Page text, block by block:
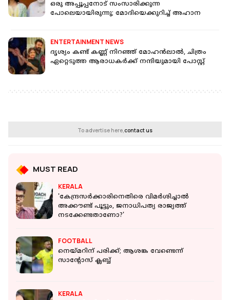
ഒരു അപ്പൂപ്പനോട് സംസാരിക്കുന്ന
പോലെയായിരുന്നു; മോദിയെക്കുറിച്ച് അഹാന
ENTERTAINMENT NEWS
ദൃശ്യം കണ്ട് കണ്ണ് നിറഞ്ഞ് മോഹൻലാൽ, ചിത്രം
ഏറ്റെടുത്ത ആരാധകർക്ക് നന്ദിയുമായി പോസ്റ്റ്
To advertise here,contact us
MUST READ
KERALA
'കേന്ദ്രസര്‍ക്കാരിനെതിരെ വിമര്‍ശിച്ചാല്‍
അക്കൗണ്ട് പൂട്ടും, ജനാധിപത്യ രാജ്യത്ത്
നടക്കേണ്ടതാണോ?'
FOOTBALL
നെയ്മറിന് പരിക്ക്; ആശങ്ക വേണ്ടെന്ന്
സാന്റോസ് ക്ലബ്ബ്
KERALA